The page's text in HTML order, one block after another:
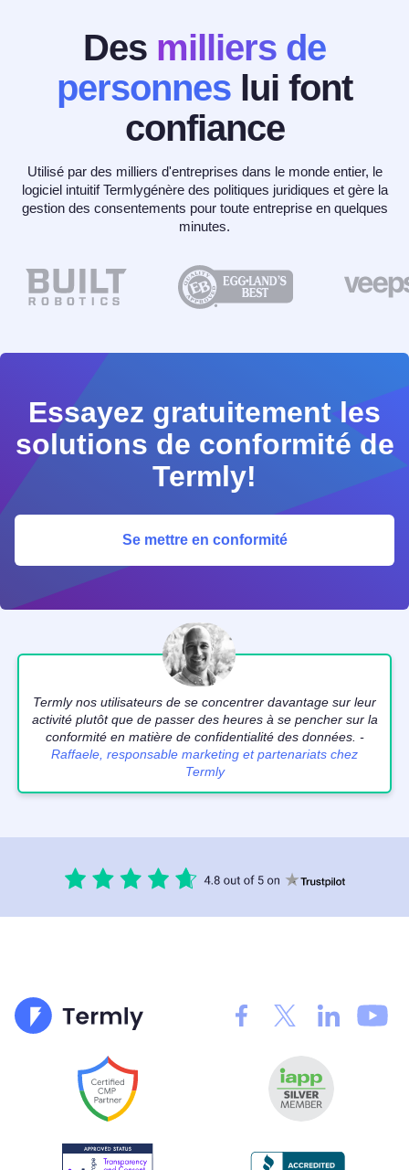
Des milliers de
personnes lui font
confiance
Utilisé par des milliers d'entreprises dans le monde entier, le
logiciel intuitif Termlygénère des politiques juridiques et gère la
gestion des consentements pour toute entreprise en quelques
minutes.
Essayez gratuitement les
solutions de conformité de
Termly!
Se mettre en conformité
Termly nos utilisateurs de se concentrer davantage sur leur
activité plutôt que de passer des heures à se pencher sur la
conformité en matière de confidentialité des données. -
Raffaele, responsable marketing et partenariats chez
Termly